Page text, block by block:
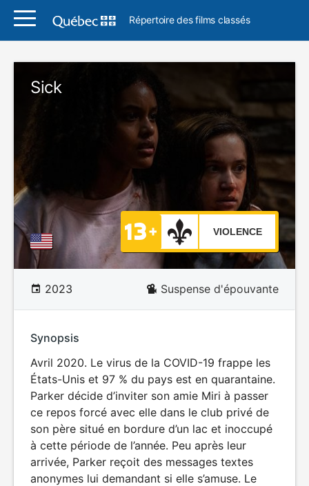
Répertoire des films classés
Sick
VIOLENCE
2023 Suspense d'épouvante
Synopsis
Avril 2020. Le virus de la COVID-19 frappe les
États-Unis et 97 % du pays est en quarantaine.
Parker décide d’inviter son amie Miri à passer
ce repos forcé avec elle dans le club privé de
son père situé en bordure d’un lac et inoccupé
à cette période de l’année. Peu après leur
arrivée, Parker reçoit des messages textes
anonymes lui demandant si elle s’amuse. Le